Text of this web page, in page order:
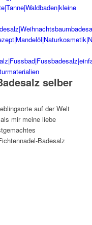
selber
auf der Welt
mir meine liebe
Badesalz